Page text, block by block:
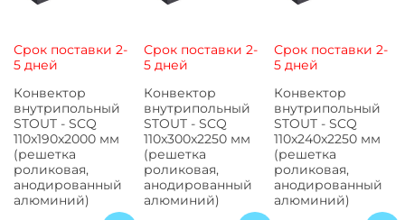
Срок поставки 2-
5 дней
Конвектор
внутрипольный
STOUT - SCQ
110x190x2000 мм
(решетка
роликовая,
анодированный
алюминий)
Срок поставки 2-
5 дней
Конвектор
внутрипольный
STOUT - SCQ
110x300x2250 мм
(решетка
роликовая,
анодированный
алюминий)
Срок поставки 2-
5 дней
Конвектор
внутрипольный
STOUT - SCQ
110x240x2250 мм
(решетка
роликовая,
анодированный
алюминий)